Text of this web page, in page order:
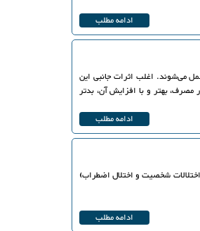
ادامه مطلب
می‌شوند. اغلب اثرات جانبی این
بهتر و با افزایش آن، بدتر
ادامه مطلب
شخصیت و اختلال اضطراب)
ادامه مطلب